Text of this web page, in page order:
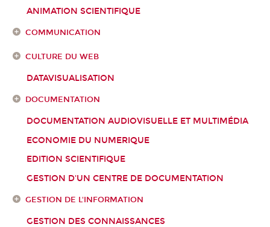
ANIMATION SCIENTIFIQUE
COMMUNICATION
CULTURE DU WEB
DATAVISUALISATION
DOCUMENTATION
DOCUMENTATION AUDIOVISUELLE ET MULTIMÉDIA
ECONOMIE DU NUMERIQUE
EDITION SCIENTIFIQUE
GESTION D'UN CENTRE DE DOCUMENTATION
GESTION DE L'INFORMATION
GESTION DES CONNAISSANCES